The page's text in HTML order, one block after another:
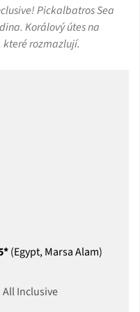
Pickalbatros Sea
Korálový útes na
které rozmazlují.
(Egypt, Marsa Alam)
All Inclusive